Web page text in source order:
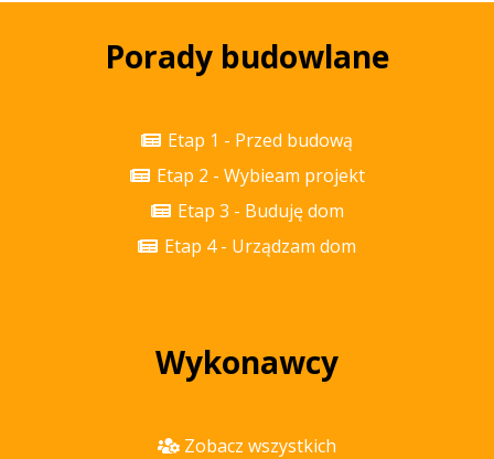
Porady budowlane
Etap 1 - Przed budową
Etap 2 - Wybieam projekt
Etap 3 - Buduję dom
Etap 4 - Urządzam dom
Wykonawcy
Zobacz wszystkich